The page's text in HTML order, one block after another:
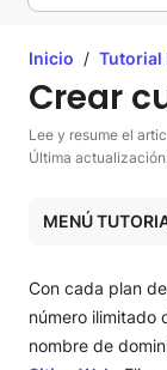
Inicio / Tutorial
Crear
Lee y resume el
Última
MENÚ
Guía
Configura tu
Con cada plan
número ilimitado
nombre de